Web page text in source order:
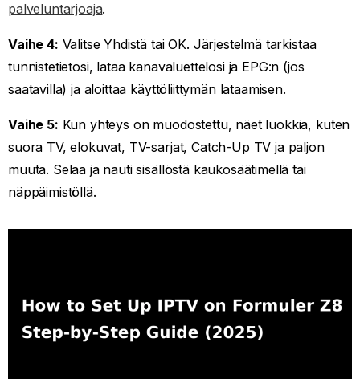
palveluntarjoaja.
Vaihe 4: Valitse Yhdistä tai OK. Järjestelmä tarkistaa
tunnistetietosi, lataa kanavaluettelosi ja EPG:n (jos
saatavilla) ja aloittaa käyttöliittymän lataamisen.
Vaihe 5: Kun yhteys on muodostettu, näet luokkia, kuten
suora TV, elokuvat, TV-sarjat, Catch-Up TV ja paljon
muuta. Selaa ja nauti sisällöstä kaukosäätimellä tai
näppäimistöllä.